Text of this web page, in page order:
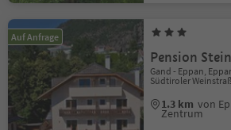
Auf Anfrage
Pension
Gand - Eppan,
Südtiroler
1.3 km von
Zentrum